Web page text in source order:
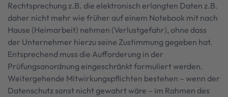
Rechtsprechung z.B. die elektronisch erlangten Daten z.B.
daher nicht mehr wie früher auf einem Notebook mit nach
Hause (Heimarbeit) nehmen (Verlustgefahr), ohne dass
der Unternehmer hierzu seine Zustimmung gegeben hat.
Entsprechend muss die Aufforderung in der
Prüfungsanordnung eingeschränkt formuliert werden.
Weitergehende Mitwirkungspflichten bestehen – wenn der
Datenschutz sonst nicht gewahrt wäre – im Rahmen des